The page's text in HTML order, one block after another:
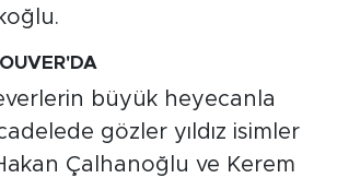
büyük heyecanla
gözler yıldız isimler
Çalhanoğlu ve Kerem